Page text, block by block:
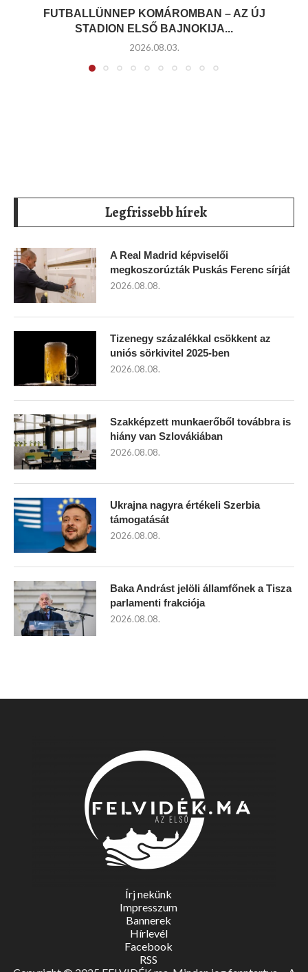
FUTBALLÜNNEP KOMÁROMBAN – AZ ÚJ
STADION ELSŐ BAJNOKIJA...
2026.08.03.
Legfrissebb hírek
A Real Madrid képviselői
megkoszorúzták Puskás Ferenc sírját
2026.08.08.
Tizenegy százalékkal csökkent az
uniós sörkivitel 2025-ben
2026.08.08.
Szakképzett munkaerőből továbbra is
hiány van Szlovákiában
2026.08.08.
Ukrajna nagyra értékeli Szerbia
támogatását
2026.08.08.
Baka Andrást jelöli államfőnek a Tisza
parlamenti frakciója
2026.08.08.
Írj nekünk
Impresszum
Bannerek
Hírlevél
Facebook
RSS